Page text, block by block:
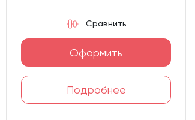
Оформить
Подробнее
Сравнить